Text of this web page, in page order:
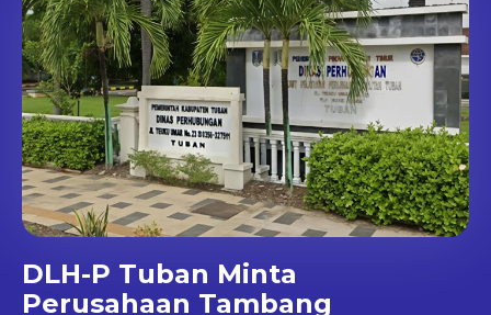
DLH-P Tuban Minta
Perusahaan Tambang